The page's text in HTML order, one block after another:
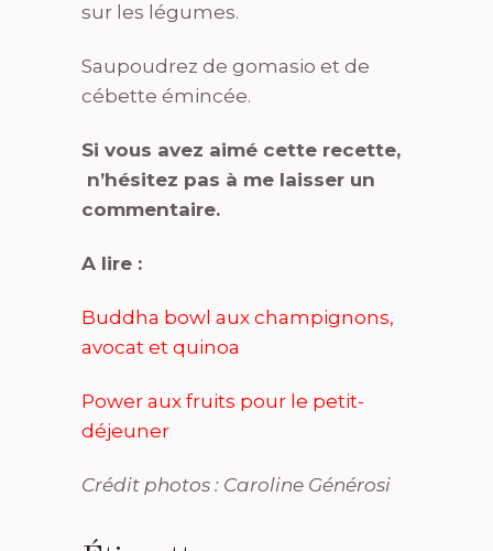
sur les légumes.
Saupoudrez de gomasio et de
cébette émincée.
Si vous avez aimé cette recette,
n’hésitez pas à me laisser un
commentaire.
A lire :
Buddha bowl aux champignons,
avocat et quinoa
Power aux fruits pour le petit-
déjeuner
Crédit photos : Caroline Générosi